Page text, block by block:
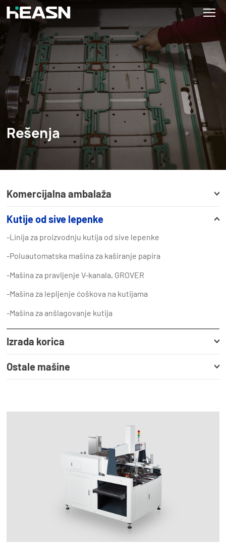
Rešenja
Komercijalna ambalaža
Kutije od sive lepenke
-Linija za proizvodnju kutija od sive lepenke
-Poluautomatska mašina za kaširanje papira
-Mašina za pravljenje V-kanala, GROVER
-Mašina za lepljenje ćoškova na kutijama
-Mašina za anšlagovanje kutija
Izrada korica
Ostale mašine